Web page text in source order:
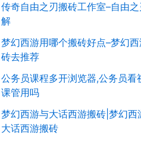
传奇自由之刃搬砖工作室–自由
解
梦幻西游用哪个搬砖好点–梦幻
砖去推荐
公务员课程多开浏览器,公务员看
课管用吗
梦幻西游与大话西游搬砖|梦幻西
大话西游搬砖